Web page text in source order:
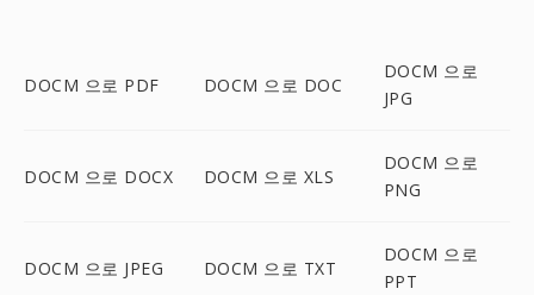
DOCM 으로 PDF DOCM 으로 DOC
DOCM 으로
JPG
DOCM 으로 DOCX DOCM 으로 XLS
DOCM 으로
PNG
DOCM 으로 JPEG DOCM 으로 TXT
DOCM 으로
PPT